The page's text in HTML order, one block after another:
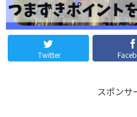
Twitter
スポンサ